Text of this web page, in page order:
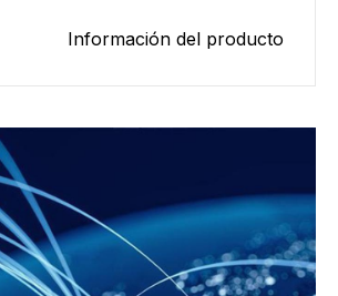
Información del producto